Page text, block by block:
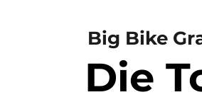
Big Bike
Die